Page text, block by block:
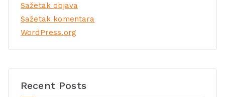
Sažetak objava
Sažetak komentara
WordPress.org
Recent Posts